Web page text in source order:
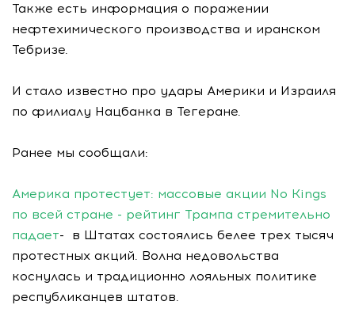
Также есть информация о поражении
нефтехимического производства и иранском
Тебризе.
И стало известно про удары Америки и Израиля
по филиалу Нацбанка в Тегеране.
Ранее мы сообщали:
Америка протестует: массовые акции No Kings
по всей стране - рейтинг Трампа стремительно
падает- в Штатах состоялись белее трех тысяч
протестных акций. Волна недовольства
коснулась и традиционно лояльных политике
республиканцев штатов.